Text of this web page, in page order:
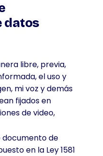
datos
libre, previa,
el uso y
mi voz y demás
fijados en
de video,
documento de
en la Ley 1581